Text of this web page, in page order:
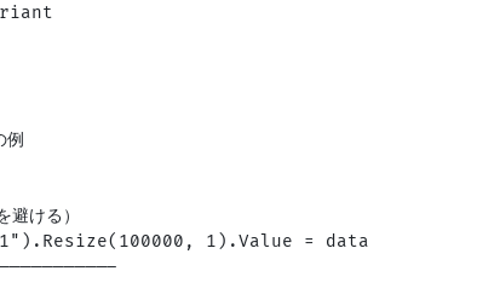
ける）
1).Value = data